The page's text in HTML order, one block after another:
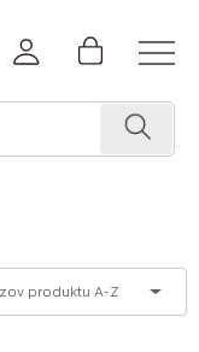
produktu A-Z